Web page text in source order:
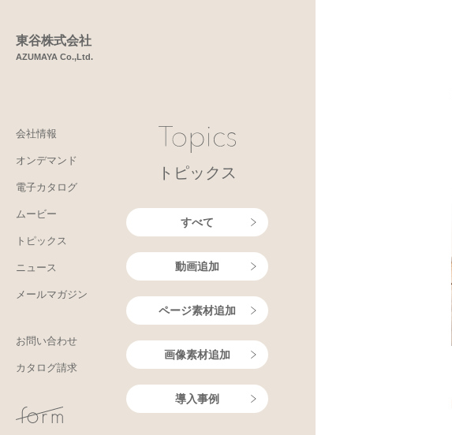
東谷株式会社
AZUMAYA Co.,Ltd.
会社情報
オンデマンド
電子カタログ
ムービー
トピックス
ニュース
メールマガジン
お問い合わせ
カタログ請求
トピックス
すべて
動画追加
ページ素材追加
画像素材追加
導入事例